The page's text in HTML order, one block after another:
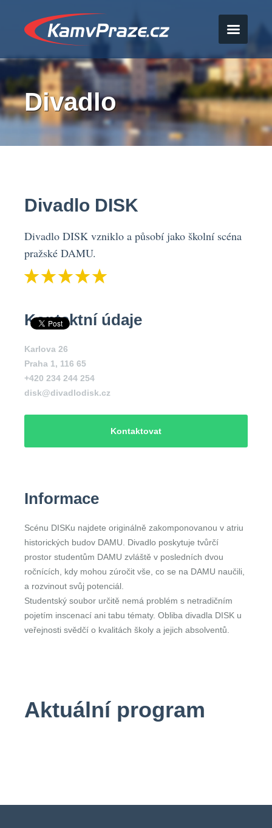
Divadlo
Divadlo DISK
Divadlo DISK vzniklo a působí jako školní scéna
pražské DAMU.
Kontaktní údaje
Karlova 26
Praha 1, 116 65
+420 234 244 254
disk@divadlodisk.cz
Kontaktovat
Informace
Scénu DISKu najdete originálně zakomponovanou v atriu
historických budov DAMU. Divadlo poskytuje tvůrčí
prostor studentům DAMU zvláště v posledních dvou
ročnících, kdy mohou zúročit vše, co se na DAMU naučili,
a rozvinout svůj potenciál.
Studentský soubor určitě nemá problém s netradičním
pojetím inscenací ani tabu tématy. Obliba divadla DISK u
veřejnosti svědčí o kvalitách školy a jejich absolventů.
Aktuální program